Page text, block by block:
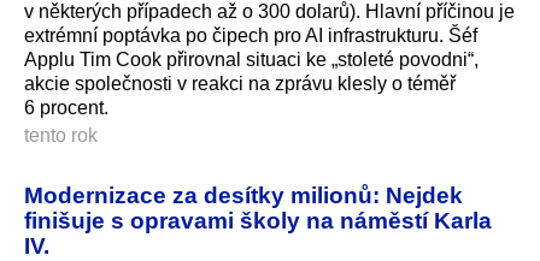
v některých případech až o 300 dolarů). Hlavní příčinou je
extrémní poptávka po čipech pro AI infrastrukturu. Šéf
Applu Tim Cook přirovnal situaci ke „stoleté povodni“,
akcie společnosti v reakci na zprávu klesly o téměř
6 procent.
tento rok
Modernizace za desítky milionů: Nejdek
finišuje s opravami školy na náměstí Karla
IV.